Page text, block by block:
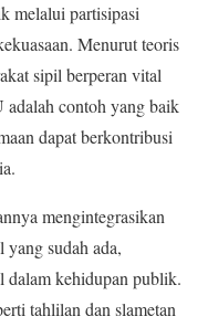
melalui partisipasi
Menurut teoris
sipil berperan vital
adalah contoh yang baik
dapat berkontribusi
mengintegrasikan
yang sudah ada,
dalam kehidupan publik.
tahlilan dan slametan